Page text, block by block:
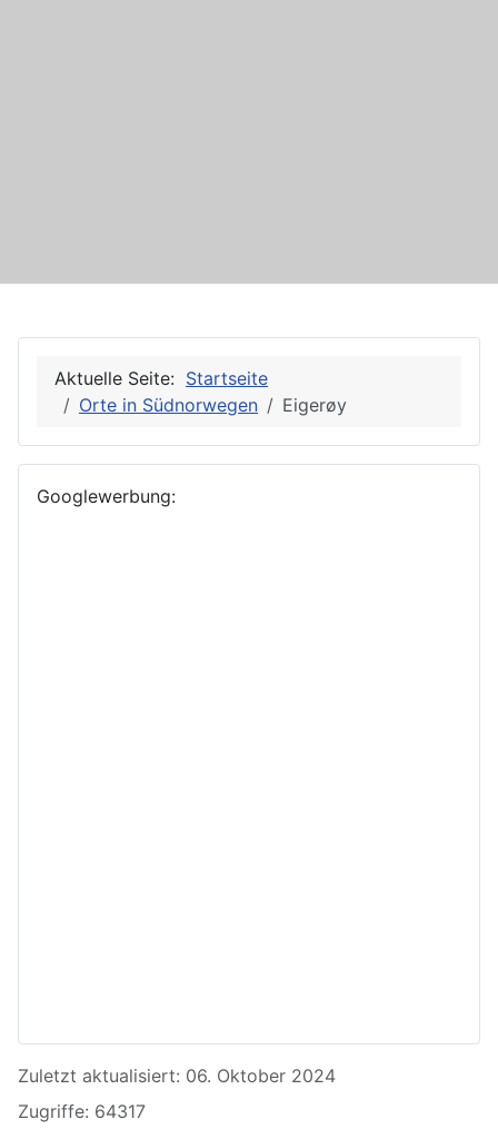
Aktuelle Seite: Startseite
Orte in Südnorwegen
Eigerøy
Googlewerbung:
Details
Zuletzt aktualisiert: 06. Oktober 2024
Zugriffe: 64317